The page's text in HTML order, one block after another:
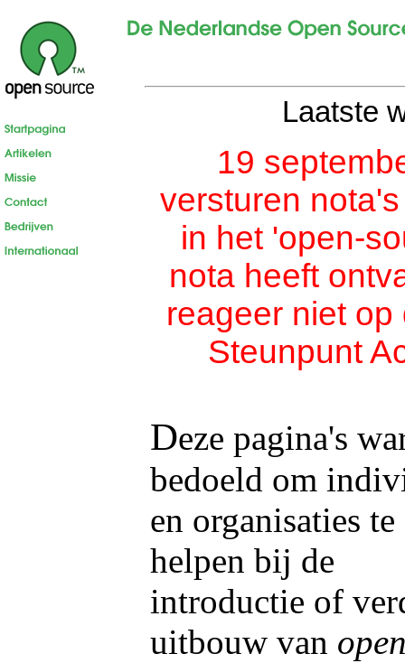
Laatste
19
versturen
in het 'open-
nota heeft
reageer niet
Steunpunt
Deze pagina's
bedoeld om
en organisaties te
helpen bij de
introductie of
uitbouw van